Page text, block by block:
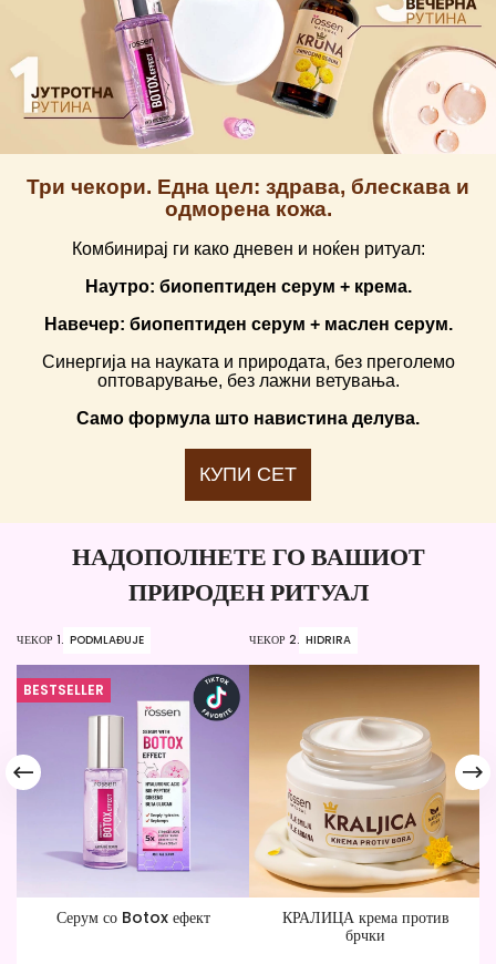
Три чекори. Една цел: здрава, блескава и
одморена кожа.
Комбинирај ги како дневен и ноќен ритуал:
Наутро: биопептиден серум + крема.
Навечер: биопептиден серум + маслен серум.
Синергија на науката и природата, без преголемо
оптоварување, без лажни ветувања.
Само формула што навистина делува.
КУПИ СЕТ
НАДОПОЛНЕТЕ ГО ВАШИОТ
ПРИРОДЕН РИТУАЛ
ЧЕКОР 1. PODMLAĐUJE
BESTSELLER
Серум со Botox ефект
ЧЕКОР 2. HIDRIRA
КРАЛИЦА крема против
брчки